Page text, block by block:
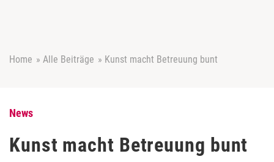
Home » Alle Beiträge » Kunst macht Betreuung bunt
News
Kunst macht Betreuung bunt